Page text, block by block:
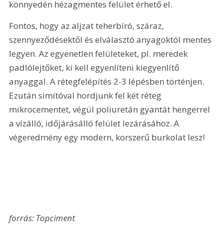
könnyedén hézagmentes felület érhető el.
Fontos, hogy az aljzat teherbíró, száraz,
szennyeződésektől és elválasztó anyagoktól mentes
legyen. Az egyenetlen felületeket, pl. meredek
padlólejtőket, ki kell egyenlíteni kiegyenlítő
anyaggal. A rétegfelépítés 2-3 lépésben történjen.
Ezután simítóval hordjunk fel két réteg
mikrocementet, végül poliuretán gyantát hengerrel
a vízálló, időjárásálló felület lezárásához. A
végeredmény egy modern, korszerű burkolat lesz!
forrás: Topciment